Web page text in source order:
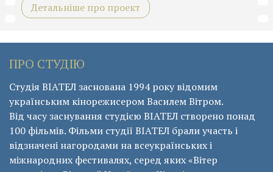
Детальніше про проект
ПРО СТУДІЮ
Студія ВІАТЕЛ заснована 1994 року відомим
українським кінорежисером Василем Вітром.
Від часу заснування студією ВІАТЕЛ створено понад
100 фільмів. Фільми студії ВІАТЕЛ брали участь і
відзначені нагородами на всеукраїнських і
міжнародних фестивалях, серед яких «Вітер